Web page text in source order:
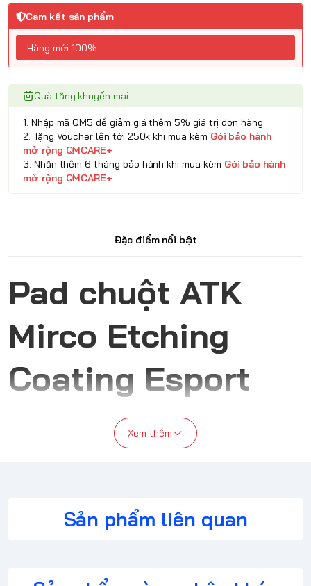
Cam kết sản phẩm
- Hàng mới 100%
Quà tặng khuyến mại
1. Nhập mã QM5 để giảm giá thêm 5% giá trị đơn hàng
2. Tặng Voucher lên tới 250k khi mua kèm Gói bảo hành
mở rộng QMCARE+
3. Nhận thêm 6 tháng bảo hành khi mua kèm Gói bảo hành
mở rộng QMCARE+
Đặc điểm nổi bật
Pad chuột ATK
Mirco Etching
Coating Esport
Xem thêm
Sản phẩm liên quan